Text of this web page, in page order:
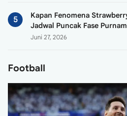
Kapan Fenomena
Jadwal Puncak Fase
Juni 27, 2026
Football